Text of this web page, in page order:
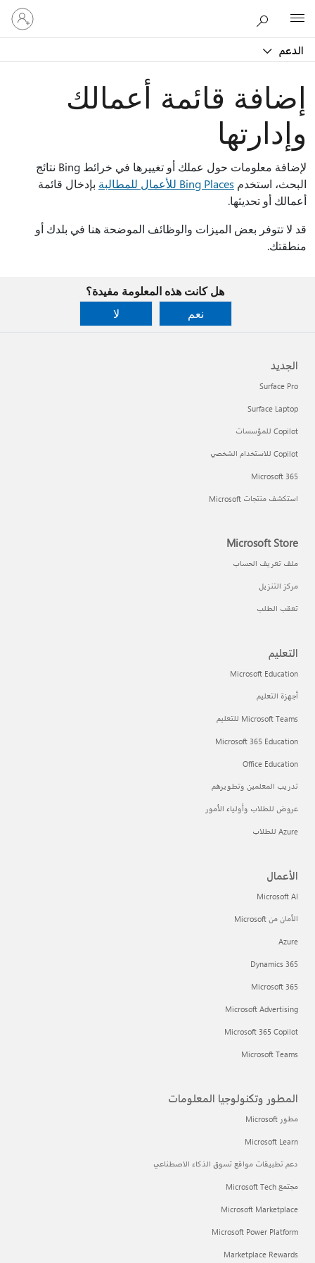
الدعم
تسجيل
الدخول
إلى
إضافة قائمة أعمالك
وإدارتها
لإضافة معلومات حول عملك أو تغييرها في خرائط Bing نتائج
البحث، استخدم Bing Places للأعمال للمطالبة
بإدخال قائمة
أعمالك أو تحديثها.
قد لا تتوفر بعض الميزات والوظائف الموضحة هنا في بلدك أو
منطقتك.
هل كانت هذه المعلومة مفيدة؟
نعم
لا
الجديد
Surface Pro
Surface Laptop
Copilot للمؤسسات
Copilot للاستخدام الشخصي
Microsoft 365
استكشف منتجات Microsoft
Microsoft Store
ملف تعريف الحساب
مركز التنزيل
تعقب الطلب
التعليم
Microsoft Education
أجهزة التعليم
Microsoft Teams للتعليم
Microsoft 365 Education
Office Education
تدريب المعلمين وتطويرهم
عروض للطلاب وأولياء الأمور
Azure للطلاب
الأعمال
Microsoft AI
الأمان من Microsoft
Azure
Dynamics 365
Microsoft 365
Microsoft Advertising
Microsoft 365 Copilot
Microsoft Teams
المطور وتكنولوجيا المعلومات
مطور Microsoft
Microsoft Learn
دعم تطبيقات مواقع تسوق الذكاء الاصطناعي
مجتمع Microsoft Tech
Microsoft Marketplace
Microsoft Power Platform
Marketplace Rewards